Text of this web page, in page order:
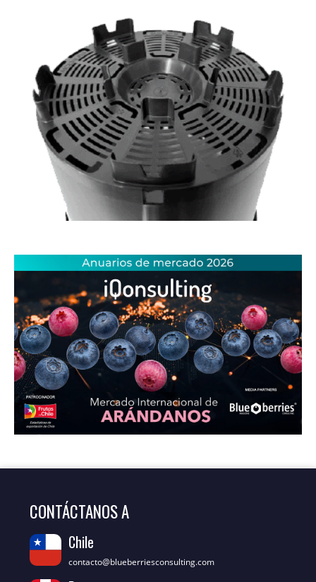
CONTÁCTANOS A
Chile
contacto@blueberriesconsulting.com